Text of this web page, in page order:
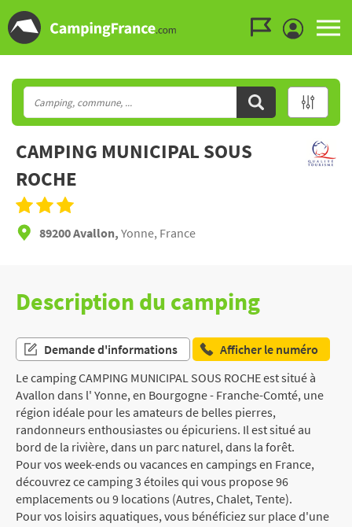
CAMPING MUNICIPAL SOUS
ROCHE
89200 Avallon, Yonne, France
Description du camping
Demande d'informations
Afficher le numéro
Le camping CAMPING MUNICIPAL SOUS ROCHE est situé à
Avallon dans l' Yonne, en Bourgogne - Franche-Comté, une
région idéale pour les amateurs de belles pierres,
randonneurs enthousiastes ou épicuriens. Il est situé au
bord de la rivière, dans un parc naturel, dans la forêt.
Pour vos week-ends ou vacances en campings en France,
découvrez ce camping 3 étoiles qui vous propose 96
emplacements ou 9 locations (Autres, Chalet, Tente).
Pour vos loisirs aquatiques, vous bénéficiez sur place d'une